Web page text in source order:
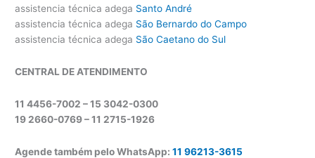
assistencia técnica adega Santo André
assistencia técnica adega São Bernardo do Campo
assistencia técnica adega São Caetano do Sul
CENTRAL DE ATENDIMENTO
11 4456-7002 – 15 3042-0300
19 2660-0769 –11 2715-1926
Agende também pelo WhatsApp:11 96213-3615